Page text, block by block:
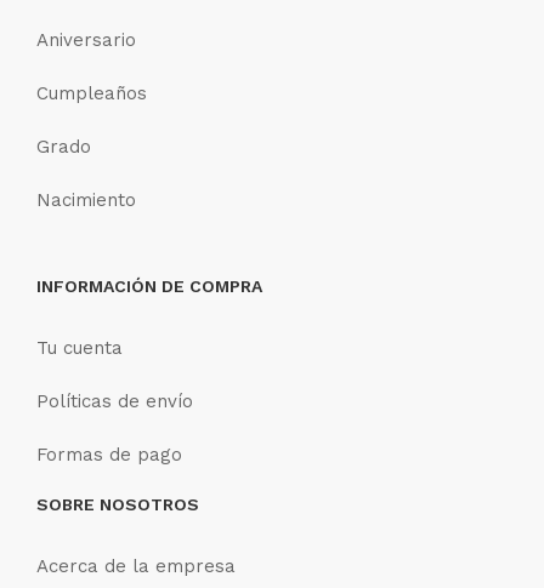
Aniversario
Cumpleaños
Grado
Nacimiento
INFORMACIÓN DE COMPRA
Tu cuenta
Políticas de envío
Formas de pago
SOBRE NOSOTROS
Acerca de la empresa